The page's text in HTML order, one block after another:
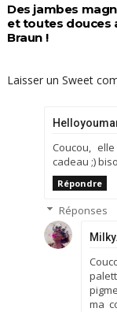
Des jambes
et toutes douces
Braun !
Laisser un Sweet
Coucou,
cadeau ;)
Répondre
Réponses
ma